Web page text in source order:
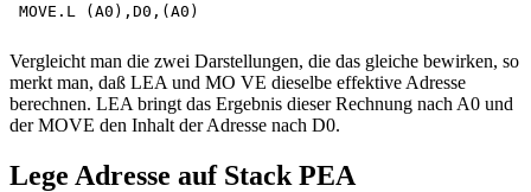
Vergleicht man die zwei Darstellungen, die das gleiche bewirken, so
merkt man, daß LEA und MO VE dieselbe effektive Adresse
berechnen. LEA bringt das Ergebnis dieser Rechnung nach A0 und
der MOVE den Inhalt der Adresse nach D0.
Lege Adresse auf Stack PEA